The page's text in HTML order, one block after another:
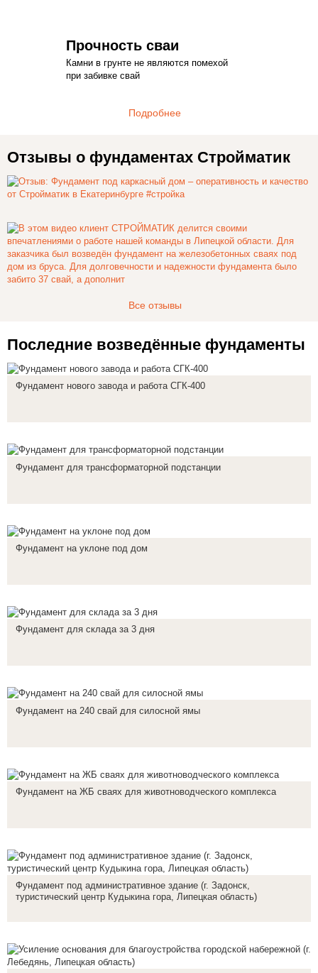
Прочность сваи
Камни в грунте не являются помехой
при забивке свай
Подробнее
Отзывы о фундаментах Стройматик
Все отзывы
Последние возведённые фундаменты
Фундамент нового завода и работа СГК-400
Фундамент для трансформаторной подстанции
Фундамент на уклоне под дом
Фундамент для склада за 3 дня
Фундамент на 240 свай для силосной ямы
Фундамент на ЖБ сваях для животноводческого комплекса
Фундамент под административное здание (г. Задонск,
туристический центр Кудыкина гора, Липецкая область)